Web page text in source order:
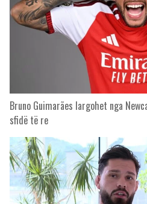
Bruno Guimarães largohet nga
sfidë të re